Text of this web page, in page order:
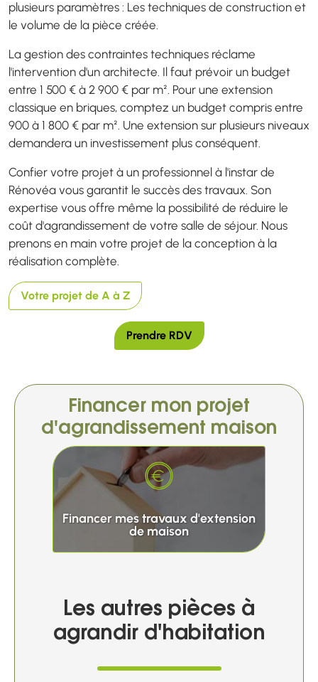
plusieurs paramètres : Les techniques de construction et
le volume de la pièce créée.
La gestion des contraintes techniques réclame
l'intervention d'un architecte. Il faut prévoir un budget
entre 1 500 € à 2 900 € par m². Pour une extension
classique en briques, comptez un budget compris entre
900 à 1 800 € par m². Une extension sur plusieurs niveaux
demandera un investissement plus conséquent.
Confier votre projet à un professionnel à l'instar de
Rénovéa vous garantit le succès des travaux. Son
expertise vous offre même la possibilité de réduire le
coût d'agrandissement de votre salle de séjour. Nous
prenons en main votre projet de la conception à la
réalisation complète.
Votre projet de A à Z
Prendre RDV
Financer mon projet
d'agrandissement maison
Financer mes travaux d'extension
de maison
Les autres pièces à
agrandir d'habitation